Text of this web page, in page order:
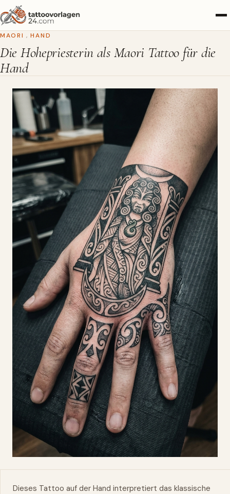
MAORI , HAND
Die Hohepriesterin als Maori Tattoo für die
Hand
Dieses Tattoo auf der Hand interpretiert das klassische